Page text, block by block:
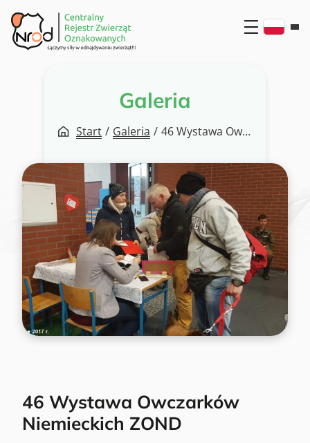
Przejdź
do
treści
Galeria
Start / Galeria / 46 Wystawa Owczarków Niemieckich ZOND
46 Wystawa Owczarków
Niemieckich ZOND